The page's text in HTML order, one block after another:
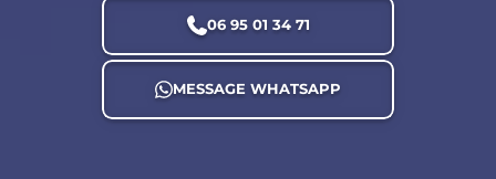
06 95 01 34 71
MESSAGE WHATSAPP